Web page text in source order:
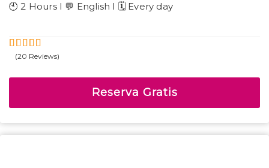
🕙 2 Hours I 💬 English I 🗓️ Every day
5Fuera de
(20 Reviews)
Reserva Gratis